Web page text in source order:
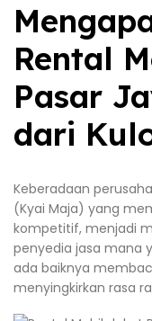
Rental
Pasar
dari
Keberadaan
(Kyai Maja) yang
kompetitif, menjadi
penyedia jasa mana
ada baiknya
menyingkirkan rasa